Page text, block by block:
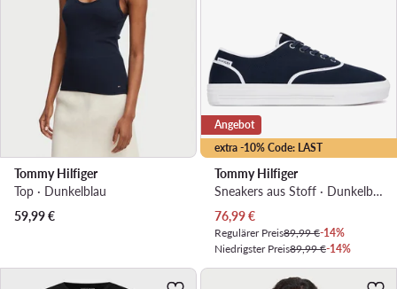
Tommy Hilfiger
Top · Dunkelblau
59,99€
extra -10% Code: LAST
Angebot
Tommy Hilfiger
Sneakers aus Stoff · Dunkelblau
Aktueller Preis
76,99€
Regulärer Preis89,99 €-14%
Niedrigster Preis89,99 €-14%